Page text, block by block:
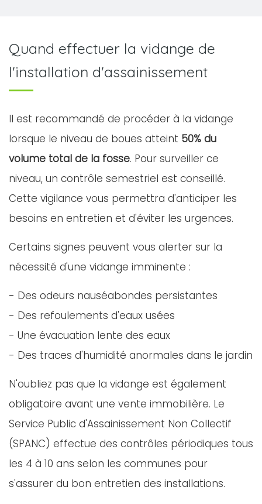
Quand effectuer la vidange de
l'installation d'assainissement
Il est recommandé de procéder à la vidange
lorsque le niveau de boues atteint 50% du
volume total de la fosse. Pour surveiller ce
niveau, un contrôle semestriel est conseillé.
Cette vigilance vous permettra d'anticiper les
besoins en entretien et d'éviter les urgences.
Certains signes peuvent vous alerter sur la
nécessité d'une vidange imminente :
- Des odeurs nauséabondes persistantes
- Des refoulements d'eaux usées
- Une évacuation lente des eaux
- Des traces d'humidité anormales dans le jardin
N'oubliez pas que la vidange est également
obligatoire avant une vente immobilière. Le
Service Public d'Assainissement Non Collectif
(SPANC) effectue des contrôles périodiques tous
les 4 à 10 ans selon les communes pour
s'assurer du bon entretien des installations.